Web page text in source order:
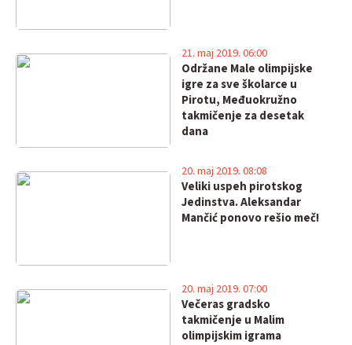
Održane Male olimpijske
igre za sve školarce u
Pirotu, Međuokružno
takmičenje za desetak
dana
21. maj 2019. 06:00
Veliki uspeh pirotskog
Jedinstva. Aleksandar
Mančić ponovo rešio meč!
20. maj 2019. 08:08
Večeras gradsko
takmičenje u Malim
olimpijskim igrama
20. maj 2019. 07:00